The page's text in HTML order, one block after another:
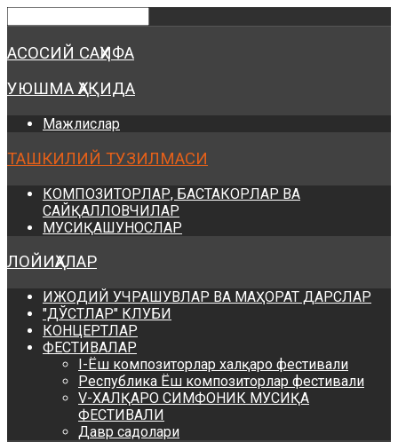
АСОСИЙ САҲИФА
УЮШМА ҲАҚИДА
Мажлислар
ТАШКИЛИЙ ТУЗИЛМАСИ
КОМПОЗИТОРЛАР, БАСТАКОРЛАР ВА
САЙҚАЛЛОВЧИЛАР
МУСИҚАШУНОСЛАР
ЛОЙИҲАЛАР
ИЖОДИЙ УЧРАШУВЛАР ВА МАҲОРАТ ДАРСЛАР
"ДЎСТЛАР" КЛУБИ
КОНЦЕРТЛАР
ФЕСТИВАЛАР
I-Ёш композиторлар халқаро фестивали
Республика Ёш композиторлар фестивали
V-ХАЛҚАРО СИМФОНИК МУСИҚА
ФЕСТИВАЛИ
Давр садолари
Предыдущий
год
Предыдущий
месяц
Следующий
год
Следующий
месяц